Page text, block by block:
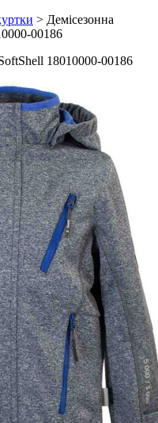
> Демісезонна
00186
18010000-00186